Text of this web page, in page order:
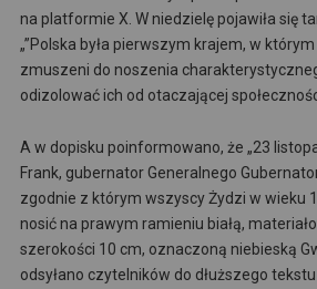
na platformie X. W niedzielę pojawiła się
„”Polska była pierwszym krajem, w
zmuszeni do noszenia
odizolować ich od otaczającej
A w dopisku poinformowano, że „23
Frank, gubernator Generalnego
zgodnie z którym wszyscy Żydzi w wieku
nosić na prawym ramieniu białą,
szerokości 10 cm, oznaczoną niebieską
odsyłano czytelników do dłuższego